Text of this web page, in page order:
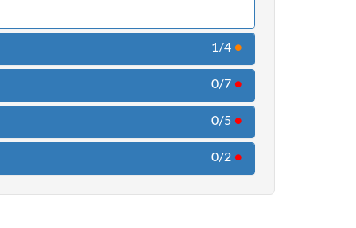
1/4 ●
0/7 ●
0/5 ●
0/2 ●